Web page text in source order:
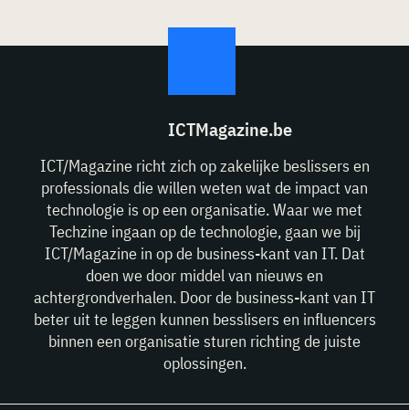
ICTMagazine.be
ICT/Magazine richt zich op zakelijke beslissers en
professionals die willen weten wat de impact van
technologie is op een organisatie. Waar we met
Techzine ingaan op de technologie, gaan we bij
ICT/Magazine in op de business-kant van IT. Dat
doen we door middel van nieuws en
achtergrondverhalen. Door de business-kant van IT
beter uit te leggen kunnen besslisers en influencers
binnen een organisatie sturen richting de juiste
oplossingen.